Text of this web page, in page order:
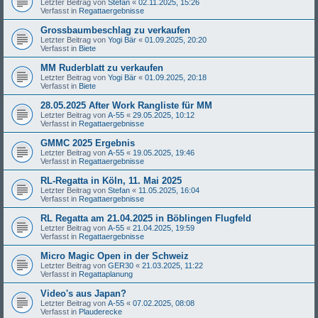
Letzter Beitrag von Stefan « 02.11.2025, 15:26
Verfasst in Regattaergebnisse
Grossbaumbeschlag zu verkaufen
Letzter Beitrag von Yogi Bär « 01.09.2025, 20:20
Verfasst in Biete
MM Ruderblatt zu verkaufen
Letzter Beitrag von Yogi Bär « 01.09.2025, 20:18
Verfasst in Biete
28.05.2025 After Work Rangliste für MM
Letzter Beitrag von A-55 « 29.05.2025, 10:12
Verfasst in Regattaergebnisse
GMMC 2025 Ergebnis
Letzter Beitrag von A-55 « 19.05.2025, 19:46
Verfasst in Regattaergebnisse
RL-Regatta in Köln, 11. Mai 2025
Letzter Beitrag von Stefan « 11.05.2025, 16:04
Verfasst in Regattaergebnisse
RL Regatta am 21.04.2025 in Böblingen Flugfeld
Letzter Beitrag von A-55 « 21.04.2025, 19:59
Verfasst in Regattaergebnisse
Micro Magic Open in der Schweiz
Letzter Beitrag von GER30 « 21.03.2025, 11:22
Verfasst in Regattaplanung
Video's aus Japan?
Letzter Beitrag von A-55 « 07.02.2025, 08:08
Verfasst in Plauderecke